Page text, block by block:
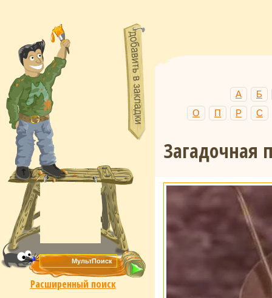
Расширенный поиск
А
Б
О
П Р С
Загадочная